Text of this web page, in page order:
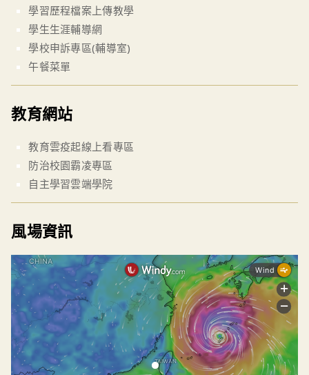
學習歷程檔案上傳教學
學生生涯輔導網
學校申訴專區(輔導室)
午餐菜單
教育網站
教育雲疫起線上看專區
防治校園霸凌專區
自主學習雲端學院
風場資訊